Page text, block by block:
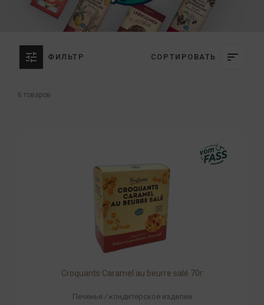
ФИЛЬТР СОРТИРОВАТЬ
6 товаров
Croquants Caramel au beurre salé 70г
Печенье / кондитерское изделие